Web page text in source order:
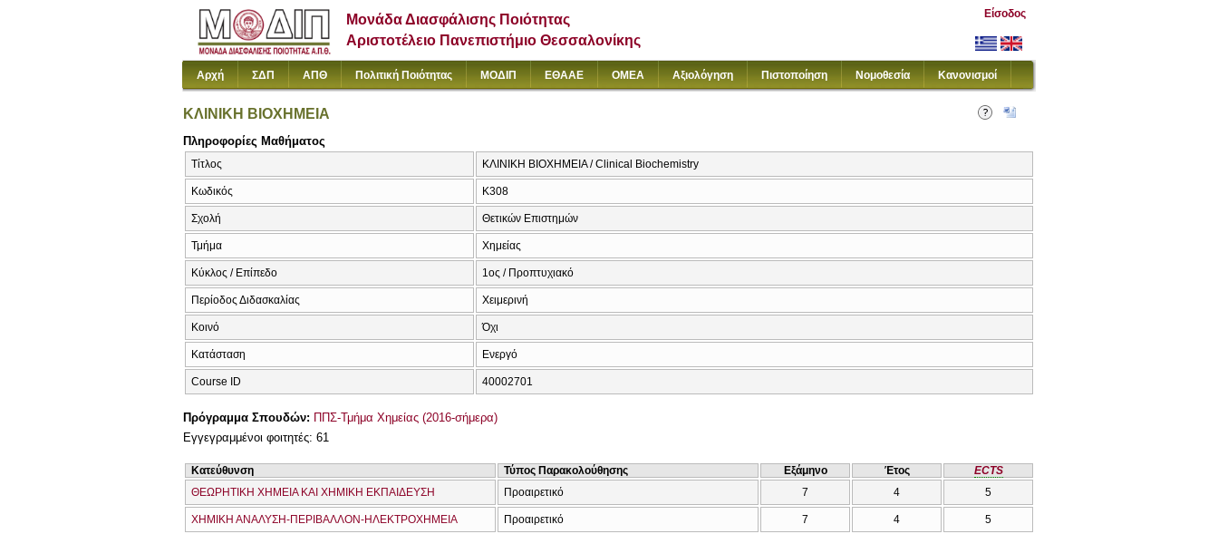
Μονάδα Διασφάλισης Ποιότητας
Αριστοτέλειο Πανεπιστήμιο Θεσσαλονίκης
Είσοδος
Αρχή ΣΔΠ ΑΠΘ Πολιτική Ποιότητας ΜΟΔΙΠ ΕΘΑΑΕ ΟΜΕΑ Αξιολόγηση Πιστοποίηση Νομοθεσία Κανονισμοί
ΚΛΙΝΙΚΗ ΒΙΟΧΗΜΕΙΑ
Πληροφορίες Μαθήματος
Τίτλος ΚΛΙΝΙΚΗ ΒΙΟΧΗΜΕΙΑ / Clinical Biochemistry
Κωδικός Κ308
Σχολή Θετικών Επιστημών
Τμήμα Χημείας
Κύκλος / Επίπεδο 1ος / Προπτυχιακό
Περίοδος Διδασκαλίας Χειμερινή
Κοινό Όχι
Κατάσταση Ενεργό
Course ID 40002701
Πρόγραμμα Σπουδών: ΠΠΣ-Τμήμα Χημείας (2016-σήμερα)
Εγγεγραμμένοι φοιτητές: 61
Κατεύθυνση Τύπος Παρακολούθησης Εξάμηνο Έτος
ECTS
ΘΕΩΡΗΤΙΚΗ ΧΗΜΕΙΑ ΚΑΙ ΧΗΜΙΚΗ ΕΚΠΑΙΔΕΥΣΗ
Προαιρετικό 7 4 5
ΧΗΜΙΚΗ ΑΝΑΛΥΣΗ-ΠΕΡΙΒΑΛΛΟΝ-ΗΛΕΚΤΡΟΧΗΜΕΙΑ Προαιρετικό 7 4 5